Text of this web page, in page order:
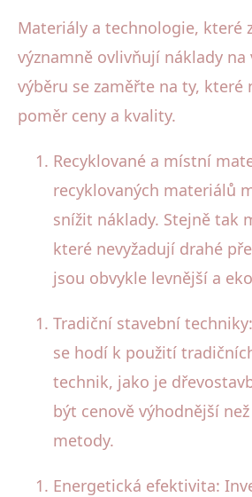
Materiály a technologie, které
významně ovlivňují náklady na
výběru se zaměřte na ty, které
poměr ceny a kvality.
Recyklované a místní
recyklovaných materiálů
snížit náklady. Stejně tak
které nevyžadují drahé
jsou obvykle levnější a
Tradiční stavební
se hodí k použití
technik, jako je
být cenově výhodnější
metody.
Energetická efektivita: